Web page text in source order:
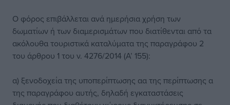
Ο φόρος επιβάλλεται ανά ημερήσια χρήση των
δωματίων ή των διαμερισμάτων που διατίθενται από τα
ακόλουθα τουριστικά καταλύματα της παραγράφου 2
του άρθρου 1 του ν. 4276/2014 (Α’ 155):
α) ξενοδοχεία της υποπερίπτωσης αα της περίπτωσης α
της παραγράφου αυτής, δηλαδή εγκαταστάσεις